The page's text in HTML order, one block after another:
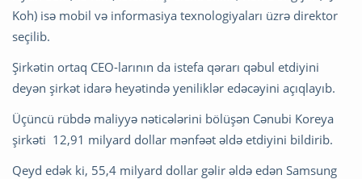
Koh) isə mobil və informasiya texnologiyaları üzrə direktor
seçilib.
Şirkətin ortaq CEO-larının da istefa qərarı qəbul etdiyini
deyən şirkət idarə heyətində yeniliklər edəcəyini açıqlayıb.
Üçüncü rübdə maliyyə nəticələrini bölüşən Cənubi Koreya
şirkəti 12,91 milyard dollar mənfəət əldə etdiyini bildirib.
Qeyd edək ki, 55,4 milyard dollar gəlir əldə edən Samsung